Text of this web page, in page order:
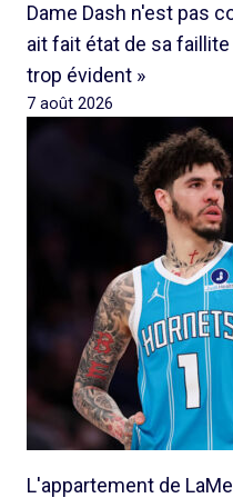
Dame Dash n'est pas
ait fait état de sa
trop évident »
7 août 2026
L'appartement de